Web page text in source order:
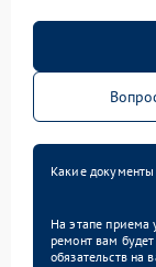
Какие документы
На этапе приема
ремонт вам
обязательств на